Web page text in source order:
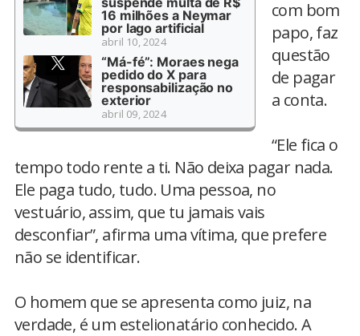
16 milhões a Neymar
por lago artificial
abril 10, 2024
“Má-fé”: Moraes nega
pedido do X para
responsabilização no
exterior
abril 09, 2024
com bom
papo, faz
questão
de pagar
a conta.
“Ele fica o
tempo todo rente a ti. Não deixa pagar nada.
Ele paga tudo, tudo. Uma pessoa, no
vestuário, assim, que tu jamais vais
desconfiar”, afirma uma vítima, que prefere
não se identificar.
O homem que se apresenta como juiz, na
verdade, é um estelionatário conhecido. A